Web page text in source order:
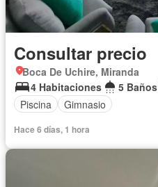
Consultar precio
Boca De Uchire, Miranda
4 Habitaciones
5 Baños
Piscina
Gimnasio
Hace 6 días, 1 hora